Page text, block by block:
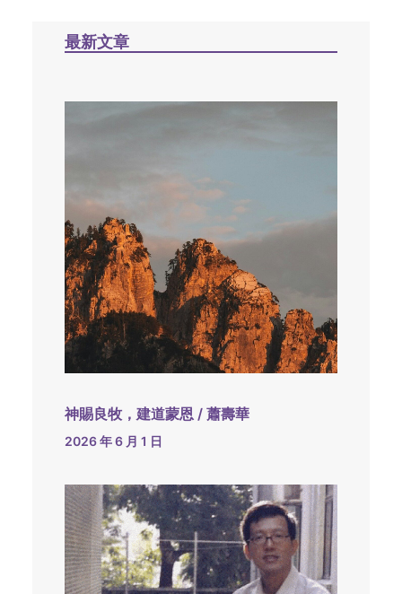
最新文章
神賜良牧，建道蒙恩 / 蕭壽華
2026 年 6 月 1 日